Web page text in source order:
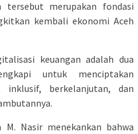
tersebut merupakan fondasi
kembali ekonomi Aceh
keuangan adalah dua
untuk menciptakan
inklusif, berkelanjutan, dan
Nasir menekankan bahwa